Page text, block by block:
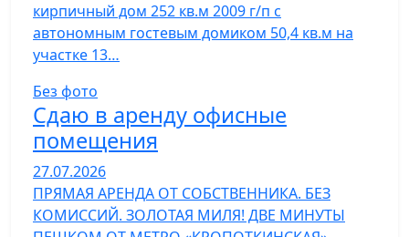
кирпичный дом 252 кв.м 2009 г/п с
автономным гостевым домиком 50,4 кв.м на
участке 13…
Без фото
Сдаю в аренду офисные
помещения
27.07.2026
ПРЯМАЯ АРЕНДА ОТ СОБСТВЕННИКА. БЕЗ
КОМИССИЙ. ЗОЛОТАЯ МИЛЯ! ДВЕ МИНУТЫ